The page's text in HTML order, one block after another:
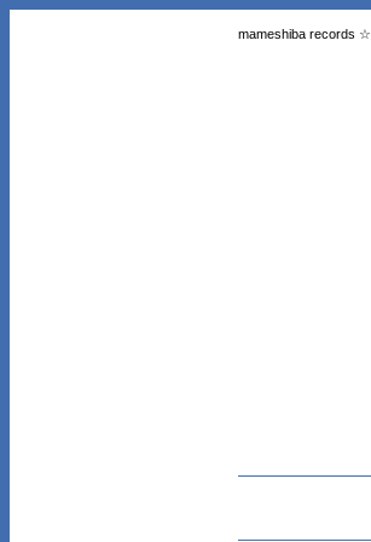
mameshiba records